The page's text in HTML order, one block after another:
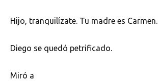
Hijo, tranquilízate. Tu madre es Carmen.
Diego se quedó petrificado.
Miró a